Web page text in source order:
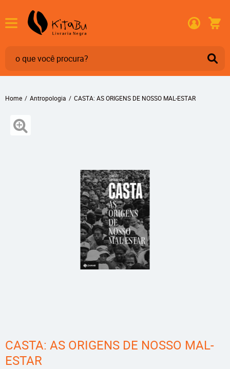
Home Antropologia CASTA: AS ORIGENS DE NOSSO MAL-ESTAR
CASTA: AS ORIGENS DE NOSSO MAL-
ESTAR